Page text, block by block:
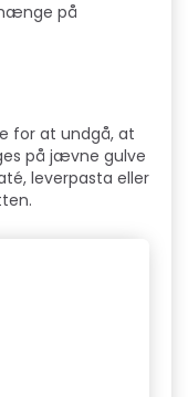
på
for at undgå, at
på jævne gulve
leverpasta eller